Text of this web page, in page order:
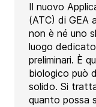
Il nuovo
(ATC) di GEA
non è né uno
luogo
preliminari. È
biologico può
solido. Si
quanto possa